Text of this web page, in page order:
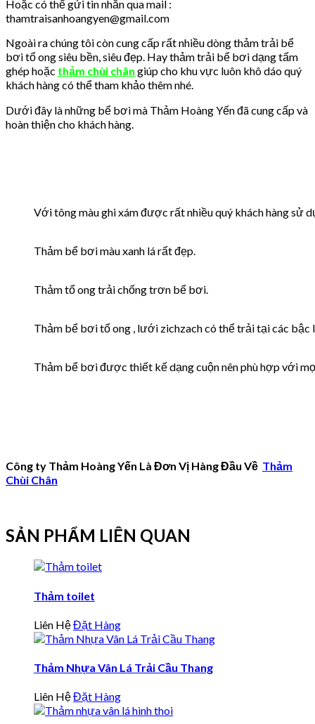
Hoặc có thể gửi tin nhắn qua mail :
thamtraisanhoangyen@gmail.com
Ngoài ra chúng tôi còn cung cấp rất nhiều dòng thảm trải bể
bơi tổ ong siêu bền, siêu đẹp. Hay thảm trải bể bơi dạng tấm
ghép hoặc thảm chùi chân giúp cho khu vực luôn khô dáo quý
khách hàng có thể tham khảo thêm nhé.
Dưới đây là những bể bơi mà Thảm Hoàng Yến đã cung cấp và
hoàn thiện cho khách hàng.
Với tông màu ghi xám được rất nhiều quý khách hàng sử
Thảm bể bơi màu xanh lá rất đẹp.
Thảm tổ ong trải chống trơn bể bơi.
Thảm bể bơi tổ ong , lưới zichzach có thể trải tại các bậc
Thảm bể bơi được thiết kế dạng cuộn nên phù hợp với
Công ty Thảm Hoàng Yến Là Đơn Vị Hàng Đầu Về Thảm
Chùi Chân
SẢN PHẨM LIÊN QUAN
Thảm toilet
Liên HệĐặt Hàng
Thảm Nhựa Vân Lá Trải Cầu Thang
Liên HệĐặt Hàng